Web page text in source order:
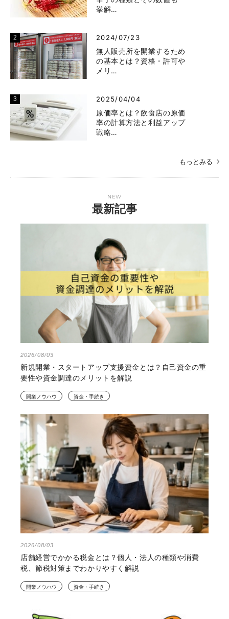
挙解…
2024/07/23
無人販売所を開業するため
の基本とは？資格・許可や
メリ…
2025/04/04
原価率とは？飲食店の原価
率の計算方法と利益アップ
戦略…
もっとみる
NEW
最新記事
2026/08/03
新規開業・スタートアップ支援資金とは？自己資金の重
要性や資金調達のメリットを解説
開業ノウハウ 資金・手続き
2026/08/03
店舗経営でかかる税金とは？個人・法人の種類や消費
税、節税対策までわかりやすく解説
開業ノウハウ 資金・手続き